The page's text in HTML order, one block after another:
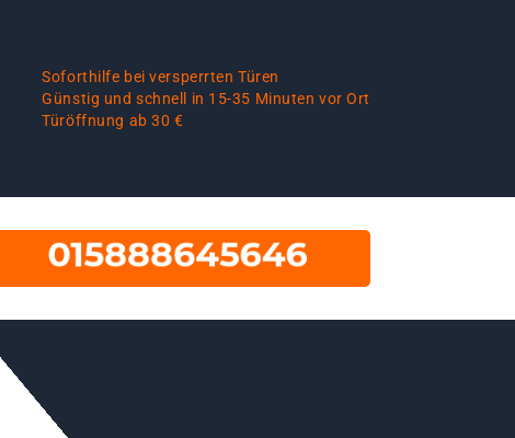
Soforthilfe bei versperrten Türen
Günstig und schnell in 15-35 Minuten vor Ort
Türöffnung ab 30 €